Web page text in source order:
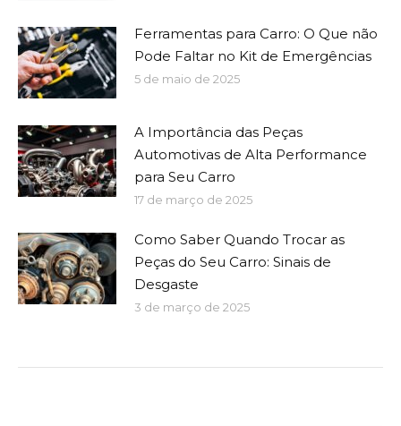
Ferramentas para Carro: O Que não
Pode Faltar no Kit de Emergências
5 de maio de 2025
A Importância das Peças
Automotivas de Alta Performance
para Seu Carro
17 de março de 2025
Como Saber Quando Trocar as
Peças do Seu Carro: Sinais de
Desgaste
3 de março de 2025